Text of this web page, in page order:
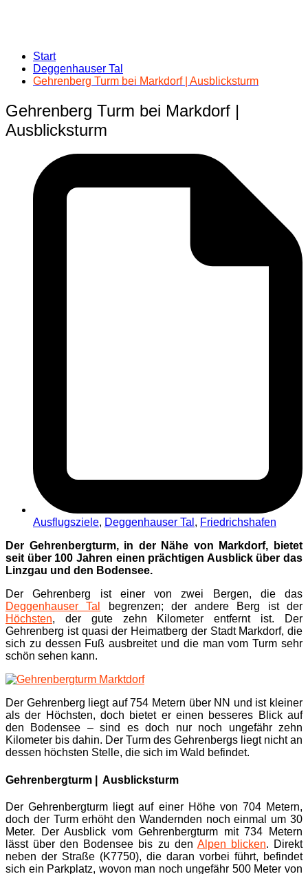
Start
Deggenhauser Tal
Gehrenberg Turm bei Markdorf | Ausblicksturm
Gehrenberg Turm bei Markdorf |
Ausblicksturm
Ausflugsziele, Deggenhauser Tal , Friedrichshafen
Der Gehrenbergturm, in der Nähe von Markdorf, bietet
seit über 100 Jahren einen prächtigen Ausblick über das
Linzgau und den Bodensee.
Der Gehrenberg ist einer von zwei Bergen, die das
Deggenhauser Tal
begrenzen; der andere Berg ist der
Höchsten, der gute zehn Kilometer entfernt ist. Der
Gehrenberg ist quasi der Heimatberg der Stadt Markdorf, die
sich zu dessen Fuß ausbreitet und die man vom Turm sehr
schön sehen kann.
Der Gehrenberg liegt auf 754 Metern über NN und ist kleiner
als der Höchsten, doch bietet er einen besseres Blick auf
den Bodensee – sind es doch nur noch ungefähr zehn
Kilometer bis dahin. Der Turm des Gehrenbergs liegt nicht an
dessen höchsten Stelle, die sich im Wald befindet.
Gehrenbergturm | Ausblicksturm
Der Gehrenbergturm liegt auf einer Höhe von 704 Metern,
doch der Turm erhöht den Wandernden noch einmal um 30
Meter. Der Ausblick vom Gehrenbergturm mit 734 Metern
lässt über den Bodensee bis zu den Alpen blicken. Direkt
neben der Straße (K7750), die daran vorbei führt, befindet
sich ein Parkplatz, wovon man noch ungefähr 500 Meter von